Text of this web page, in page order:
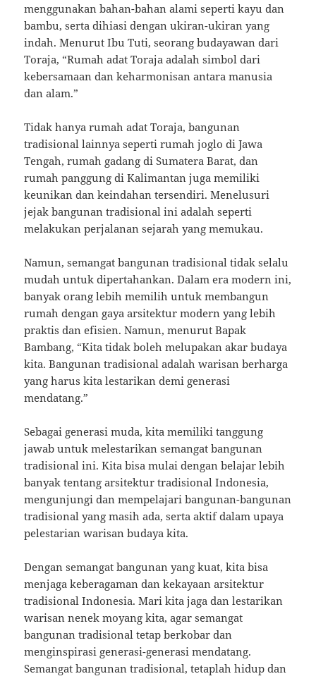
menggunakan bahan-bahan alami seperti kayu dan
bambu, serta dihiasi dengan ukiran-ukiran yang
indah. Menurut Ibu Tuti, seorang budayawan dari
Toraja, “Rumah adat Toraja adalah simbol dari
kebersamaan dan keharmonisan antara manusia
dan alam.”
Tidak hanya rumah adat Toraja, bangunan
tradisional lainnya seperti rumah joglo di Jawa
Tengah, rumah gadang di Sumatera Barat, dan
rumah panggung di Kalimantan juga memiliki
keunikan dan keindahan tersendiri. Menelusuri
jejak bangunan tradisional ini adalah seperti
melakukan perjalanan sejarah yang memukau.
Namun, semangat bangunan tradisional tidak selalu
mudah untuk dipertahankan. Dalam era modern ini,
banyak orang lebih memilih untuk membangun
rumah dengan gaya arsitektur modern yang lebih
praktis dan efisien. Namun, menurut Bapak
Bambang, “Kita tidak boleh melupakan akar budaya
kita. Bangunan tradisional adalah warisan berharga
yang harus kita lestarikan demi generasi
mendatang.”
Sebagai generasi muda, kita memiliki tanggung
jawab untuk melestarikan semangat bangunan
tradisional ini. Kita bisa mulai dengan belajar lebih
banyak tentang arsitektur tradisional Indonesia,
mengunjungi dan mempelajari bangunan-bangunan
tradisional yang masih ada, serta aktif dalam upaya
pelestarian warisan budaya kita.
Dengan semangat bangunan yang kuat, kita bisa
menjaga keberagaman dan kekayaan arsitektur
tradisional Indonesia. Mari kita jaga dan lestarikan
warisan nenek moyang kita, agar semangat
bangunan tradisional tetap berkobar dan
menginspirasi generasi-generasi mendatang.
Semangat bangunan tradisional, tetaplah hidup dan